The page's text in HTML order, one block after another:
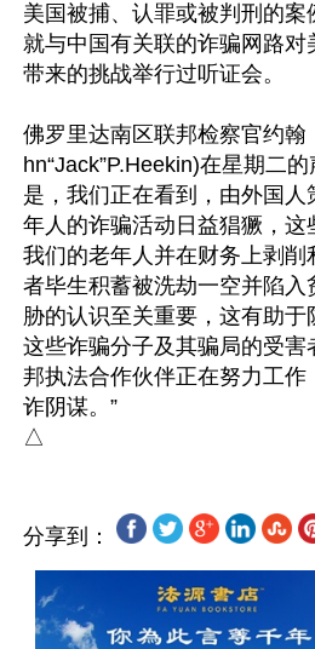
美国被捕、认罪或被判刑的
就与中国有关联的诈骗网路对
带来的挑战举行过听证会。
佛罗里达南区联邦检察官约翰
hn“Jack”P.Heekin)在星期二
是，我们正在看到，由外国
年人的诈骗活动日益猖獗，
我们的老年人并在财务上剥
者毕生积蓄被洗劫一空并陷
胁的认识至关重要，这有助于
这些诈骗分子及其骗局的受害
邦执法合作伙伴正在努力工作
诈阴谋。”
分享到：